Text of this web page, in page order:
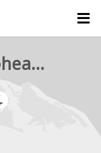
Air-Radiohead.com